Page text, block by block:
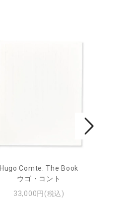
Hugo Comte: The Book
ウゴ・コント
33,000円(税込)